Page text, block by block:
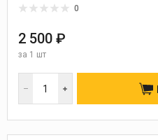
0
2 500 ₽
за 1 шт